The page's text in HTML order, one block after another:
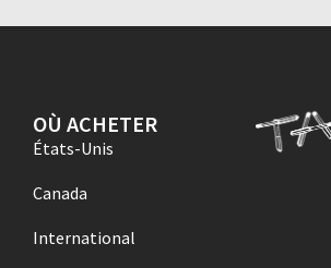
OÙ ACHETER
États-Unis
Canada
International